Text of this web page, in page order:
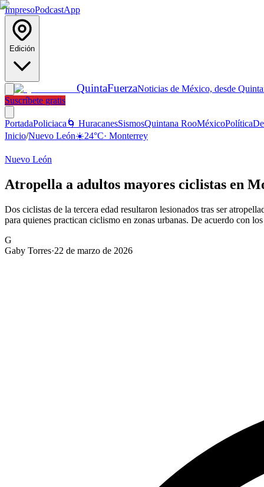
ImpresoPodcastApp
Edición
QuintaFuerzaNoticias de México, desde
Suscríbete gratis
PortadaPoliciaca 🌀 HuracanesSismosQuintana RooMéxicoPolítica
Inicio/Nuevo León☀️24°C· Monterrey
Nuevo León
Atropella a adultos mayores ciclistas en
Dos ciclistas de la tercera edad resultaron lesionados tras ser
para quienes practican ciclismo en zonas urbanas. De acuerdo con
G
Gaby Torres·22 de marzo de 2026